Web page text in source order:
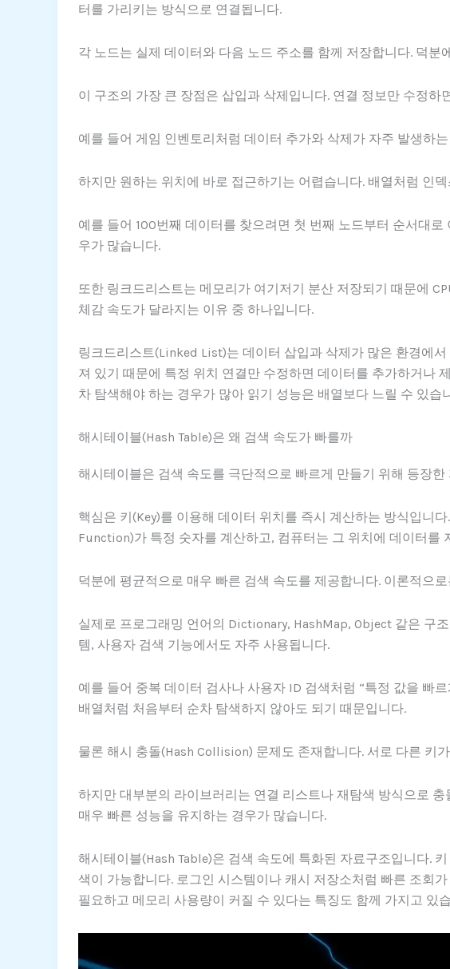
터를 가리키는 방식으로 연결됩니다.
각 노드는 실제 데이터와 다음 노드 주소를 함께 저장합니다. 덕분
이 구조의 가장 큰 장점은 삽입과 삭제입니다. 연결 정보만 수정
예를 들어 게임 인벤토리처럼 데이터 추가와 삭제가 자주 발생하
하지만 원하는 위치에 바로 접근하기는 어렵습니다. 배열처럼 인
예를 들어 100번째 데이터를 찾으려면 첫 번째 노드부터 순서대
우가 많습니다.
또한 링크드리스트는 메모리가 여기저기 분산 저장되기 때문에
체감 속도가 달라지는 이유 중 하나입니다.
링크드리스트(Linked List)는 데이터 삽입과 삭제가 많은 환경에
져 있기 때문에 특정 위치 연결만 수정하면 데이터를 추가하거나
차 탐색해야 하는 경우가 많아 읽기 성능은 배열보다 느릴 수 있습
해시테이블(Hash Table)은 왜 검색 속도가 빠를까
해시테이블은 검색 속도를 극단적으로 빠르게 만들기 위해 등장한
핵심은 키(Key)를 이용해 데이터 위치를 즉시 계산하는 방식입니
Function)가 특정 숫자를 계산하고, 컴퓨터는 그 위치에 데이터를
덕분에 평균적으로 매우 빠른 검색 속도를 제공합니다. 이론적으
실제로 프로그래밍 언어의 Dictionary, HashMap, Object 같은 구
템, 사용자 검색 기능에서도 자주 사용됩니다.
예를 들어 중복 데이터 검사나 사용자 ID 검색처럼 “특정 값을 빠
배열처럼 처음부터 순차 탐색하지 않아도 되기 때문입니다.
물론 해시 충돌(Hash Collision) 문제도 존재합니다. 서로 다른 키
하지만 대부분의 라이브러리는 연결 리스트나 재탐색 방식으로
매우 빠른 성능을 유지하는 경우가 많습니다.
해시테이블(Hash Table)은 검색 속도에 특화된 자료구조입니다.
색이 가능합니다. 로그인 시스템이나 캐시 저장소처럼 빠른 조회
필요하고 메모리 사용량이 커질 수 있다는 특징도 함께 가지고 있